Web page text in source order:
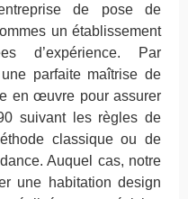
de pose de
un établissement
d’expérience. Par
parfaite maîtrise de
en œuvre pour assurer
suivant les règles de
classique ou de
Auquel cas, notre
une habitation design